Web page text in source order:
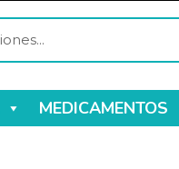
MEDICAMENTOS